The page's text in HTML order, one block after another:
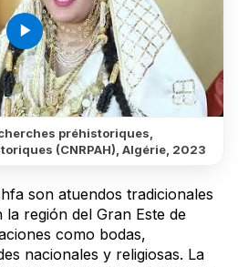
play_arrow
préhistoriques,
(CNRPAH), Algérie, 2023
son atuendos tradicionales
región del Gran Este de
como bodas,
nacionales y religiosas. La